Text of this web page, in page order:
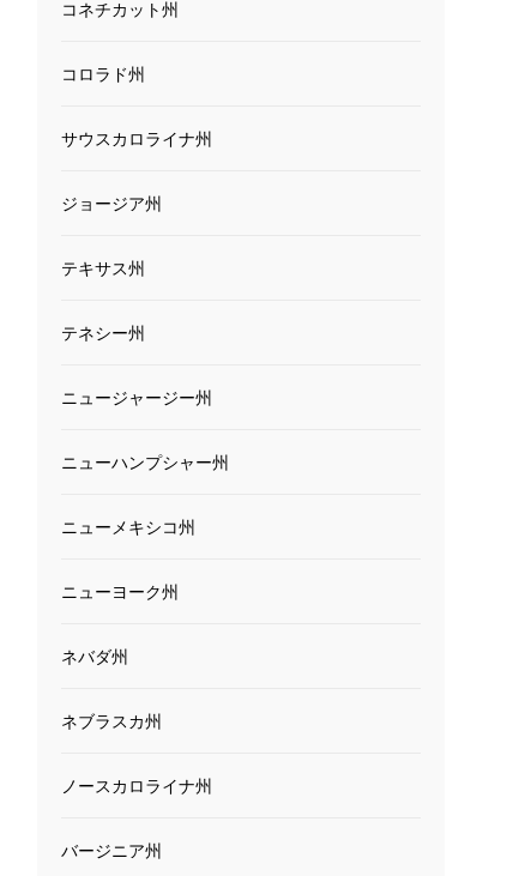
コネチカット州
コロラド州
サウスカロライナ州
ジョージア州
テキサス州
テネシー州
ニュージャージー州
ニューハンプシャー州
ニューメキシコ州
ニューヨーク州
ネバダ州
ネブラスカ州
ノースカロライナ州
バージニア州